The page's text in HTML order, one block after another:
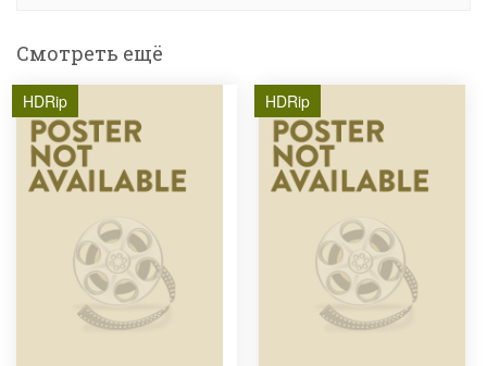
Смотреть ещё
HDRip HDRip